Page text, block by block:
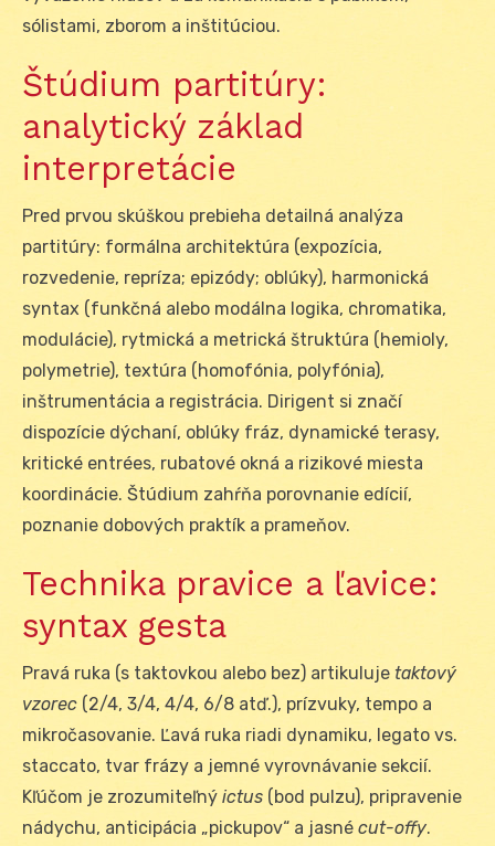
sólistami, zborom a inštitúciou.
Štúdium partitúry:
analytický základ
interpretácie
Pred prvou skúškou prebieha detailná analýza
partitúry: formálna architektúra (expozícia,
rozvedenie, repríza; epizódy; oblúky), harmonická
syntax (funkčná alebo modálna logika, chromatika,
modulácie), rytmická a metrická štruktúra (hemioly,
polymetrie), textúra (homofónia, polyfónia),
inštrumentácia a registrácia. Dirigent si značí
dispozície dýchaní, oblúky fráz, dynamické terasy,
kritické entrées, rubatové okná a rizikové miesta
koordinácie. Štúdium zahŕňa porovnanie edícií,
poznanie dobových praktík a prameňov.
Technika pravice a ľavice:
syntax gesta
Pravá ruka (s taktovkou alebo bez) artikuluje taktový
vzorec (2/4, 3/4, 4/4, 6/8 atď.), prízvuky, tempo a
mikročasovanie. Ľavá ruka riadi dynamiku, legato vs.
staccato, tvar frázy a jemné vyrovnávanie sekcií.
Kľúčom je zrozumiteľný ictus (bod pulzu), pripravenie
nádychu, anticipácia „pickupov“ a jasné cut-offy.